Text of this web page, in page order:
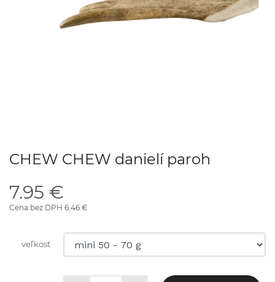
CHEW CHEW danielí paroh
7.95 €
Cena bez DPH 6.46 €
veľkosť